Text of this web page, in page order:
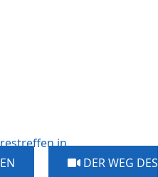
in
DER WEG DES